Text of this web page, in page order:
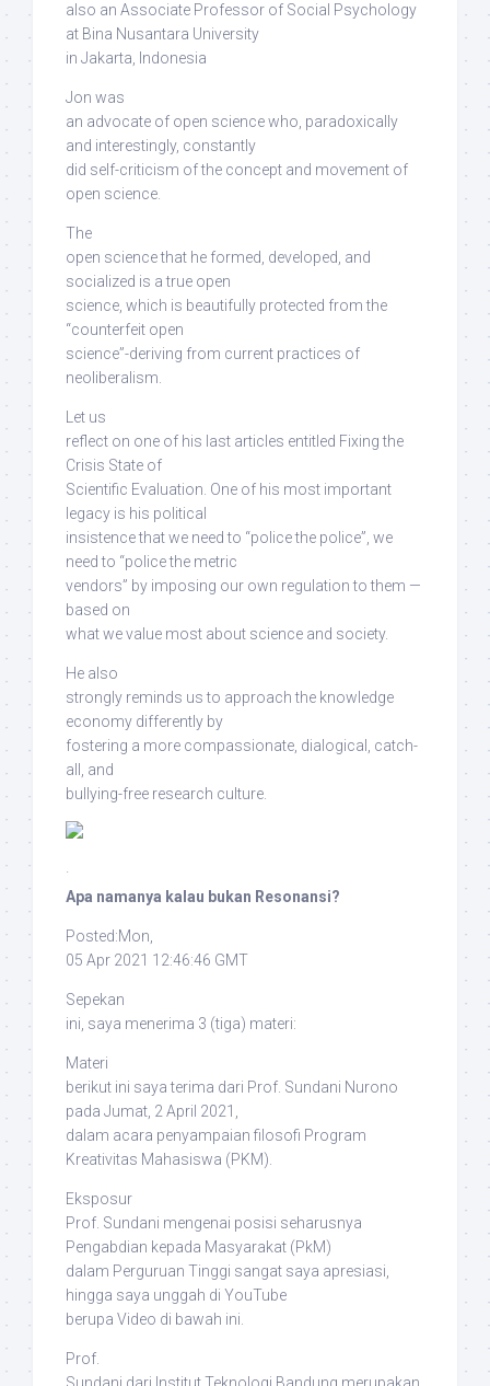
also an Associate Professor of Social Psychology
at Bina Nusantara University
in Jakarta, Indonesia
Jon was
an advocate of open science who, paradoxically
and interestingly, constantly
did self-criticism of the concept and movement of
open science.
The
open science that he formed, developed, and
socialized is a true open
science, which is beautifully protected from the
“counterfeit open
science”-deriving from current practices of
neoliberalism.
Let us
reflect on one of his last articles entitled Fixing the
Crisis State of
Scientific Evaluation. One of his most important
legacy is his political
insistence that we need to “police the police”, we
need to “police the metric
vendors” by imposing our own regulation to them —
based on
what we value most about science and society.
He also
strongly reminds usto approach the knowledge
economy differently by
fostering a more compassionate, dialogical, catch-
all, and
bullying-free research culture.
·
Apa namanya kalau bukan Resonansi?
Posted:Mon,
05 Apr 2021 12:46:46 GMT
Sepekan
ini, saya menerima 3 (tiga) materi:
Materi
berikut ini saya terima dari Prof. Sundani Nurono
pada Jumat, 2 April 2021,
dalam acara penyampaian filosofi Program
Kreativitas Mahasiswa (PKM).
Eksposur
Prof. Sundani mengenai posisi seharusnya
Pengabdian kepada Masyarakat (PkM)
dalam Perguruan Tinggi sangat saya apresiasi,
hingga saya unggah di YouTube
berupa Video di bawah ini.
Prof.